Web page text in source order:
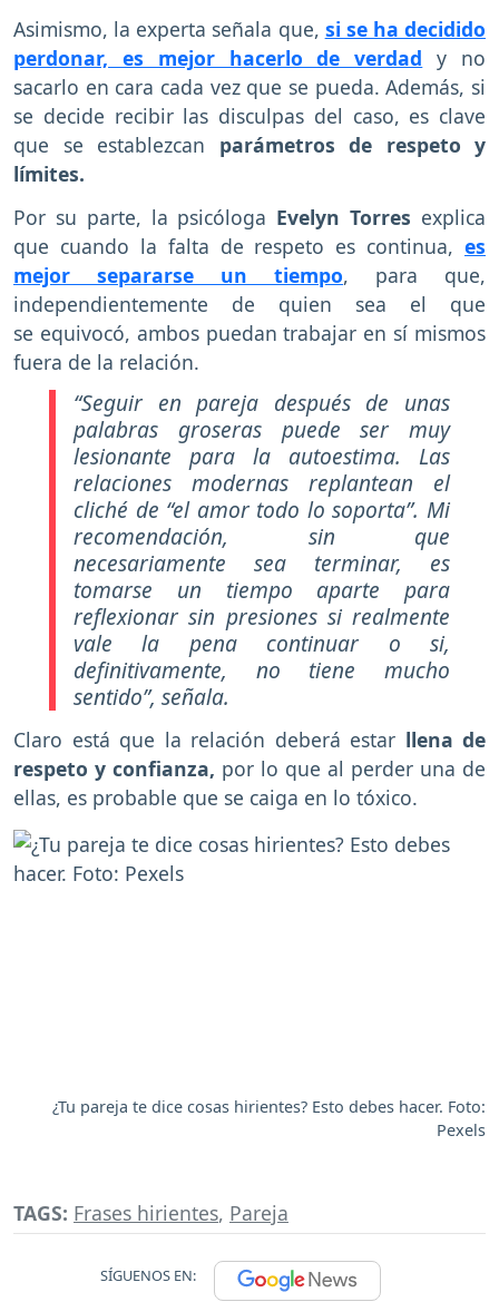
Asimismo, la experta señala que, si se ha decidido
perdonar, es mejor hacerlo de verdad y no
sacarlo en cara cada vez que se pueda. Además, si
se decide recibir las disculpas del caso, es clave
que se establezcan parámetros de respeto y
límites.
Por su parte, la psicóloga Evelyn Torres explica
que cuando la falta de respeto es continua, es
mejor separarse un tiempo, para que,
independientemente de quien sea el que
se equivocó, ambos puedan trabajar en sí mismos
fuera de la relación.
“Seguir en pareja después de unas
palabras groseras puede ser muy
lesionante para la autoestima. Las
relaciones modernas replantean el
cliché de “el amor todo lo soporta”. Mi
recomendación, sin que
necesariamente sea terminar, es
tomarse un tiempo aparte para
reflexionar sin presiones si realmente
vale la pena continuar o si,
definitivamente, no tiene mucho
sentido”, señala.
Claro está que la relación deberá estar llena de
respeto y confianza, por lo que al perder una de
ellas, es probable que se caiga en lo tóxico.
¿Tu pareja te dice cosas hirientes? Esto debes hacer. Foto:
Pexels
TAGS: Frases hirientes, Pareja
SÍGUENOS EN: